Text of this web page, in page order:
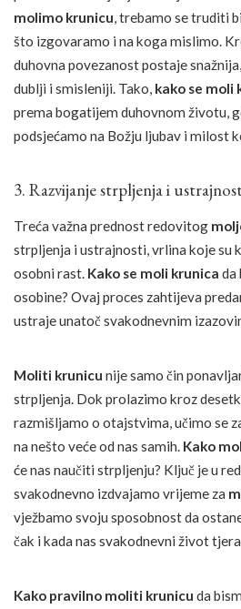
molimo krunicu, trebamo se truditi
što izgovaramo i na koga mislimo.
duhovna povezanost postaje
dublji i smisleniji. Tako, kako se moli
prema bogatijem duhovnom životu,
podsjećamo na Božju ljubav i milost
3. Razvijanje strpljenja i
Treća važna prednost redovitog
strpljenja i ustrajnosti, vrlina koje su
osobni rast. Kako se moli krunica da
osobine? Ovaj proces zahtijeva
ustraje unatoč svakodnevnim
Moliti krunicu nije samo čin
strpljenja. Dok prolazimo kroz
razmišljamo o otajstvima, učimo se
na nešto veće od nas samih. Kako
će nas naučiti strpljenju? Ključ je u
svakodnevno izdvajamo vrijeme za
vježbamo svoju sposobnost da
čak i kada nas svakodnevni život
Kako pravilno moliti krunicu da